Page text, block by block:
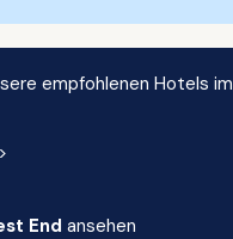
empfohlenen Hotels im
End ansehen